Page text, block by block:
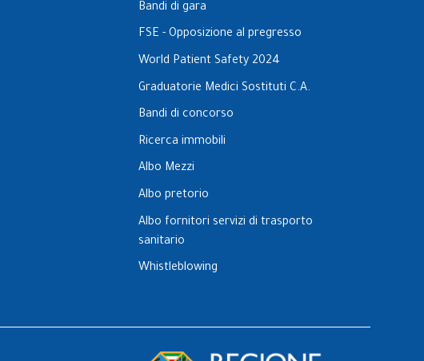
Bandi di gara
FSE - Opposizione al pregresso
World Patient Safety 2024
Graduatorie Medici Sostituti C.A.
Bandi di concorso
Ricerca immobili
Albo Mezzi
Albo pretorio
Albo fornitori servizi di trasporto
sanitario
Whistleblowing